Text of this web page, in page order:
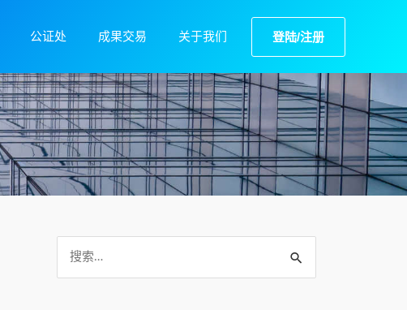
公证处 成果交易 关于我们 登陆/注册